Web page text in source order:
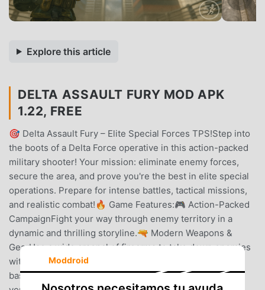
Explore this article
DELTA ASSAULT FURY MOD APK
1.22, FREE
🎯 Delta Assault Fury – Elite Special Forces TPS!Step into
the boots of a Delta Force operative in this action-packed
military shooter! Your mission: eliminate enemy forces,
secure the area, and prove you're the best in elite special
operations. Prepare for intense battles, tactical missions,
and realistic combat!🔥 Game Features:🎮 Action-Packed
CampaignFight your way through enemy territory in a
dynamic and thrilling storyline.🔫 Modern Weapons &
GearUse a wide arsenal of firearms to take down enemies
with precision and power.🎯 Scoring SystemEarn points
based on accuracy, speed, and weapon usage to prove
Moddroid